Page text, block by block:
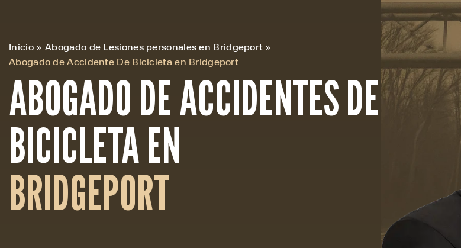
Inicio » Abogado de Lesiones personales en Bridgeport »
Abogado de Accidente De Bicicleta en Bridgeport
ABOGADO DE ACCIDENTES DE
BICICLETA EN
BRIDGEPORT